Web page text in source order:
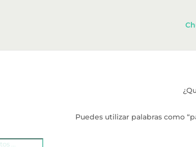
Puedes utilizar palabras como